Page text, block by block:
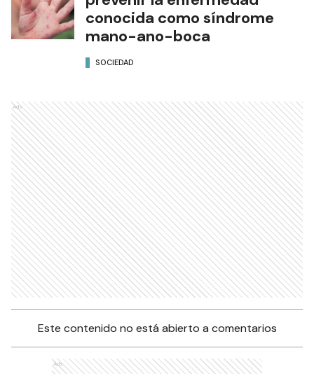
conocida como síndrome
mano-ano-boca
SOCIEDAD
Ads
Este contenido no está abierto a comentarios
Ads